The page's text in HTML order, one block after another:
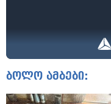
ბოლო ამბები: